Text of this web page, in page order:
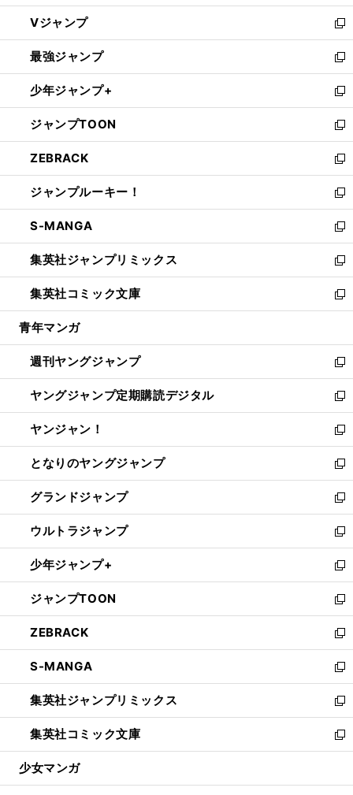
ウ
ィ
ン
ド
ウ
で
開
く
し
い
ウ
ィ
ン
ド
ウ
で
開
く
Vジャンプ
新
し
い
ウ
ィ
ン
ド
ウ
で
開
く
最強ジャンプ
新
し
い
ウ
ィ
ン
ド
ウ
で
開
く
少年ジャンプ+
新
し
い
ウ
ィ
ン
ド
ウ
で
開
く
ジャンプTOON
新
し
い
ウ
ィ
ン
ド
ウ
で
開
く
ZEBRACK
新
し
い
ウ
ィ
ン
ド
ウ
で
開
ジャンプルーキー！
新
し
い
ウ
ィ
ン
ド
ウ
開
く
S-MANGA
新
し
い
ウ
ィ
ン
ウ
で
開
く
集英社ジャンプリミックス
新
し
い
ウ
ン
ド
ウ
で
開
く
集英社コミック文庫
新
し
ウ
ィ
ン
ド
ウ
で
開
く
青年マンガ
週刊ヤングジャンプ
新
し
い
ウ
ィ
ン
ド
ウ
で
開
く
ヤングジャンプ定期購読デジタル
新
し
い
ウ
ィ
ン
ド
ウ
で
開
く
ヤンジャン！
新
し
い
ウ
ィ
ン
ド
ウ
で
開
く
となりのヤングジャンプ
新
し
い
ウ
ィ
ン
ド
ウ
で
開
く
グランドジャンプ
新
し
い
ウ
ィ
ン
ド
ウ
で
開
く
ウルトラジャンプ
新
し
い
ウ
ィ
ン
ド
ウ
で
開
く
少年ジャンプ+
新
し
い
ウ
ィ
ン
ド
ウ
で
開
く
ジャンプTOON
新
し
い
ウ
ィ
ン
ド
ウ
で
開
ZEBRACK
新
し
い
ウ
ィ
ン
ド
ウ
開
S-MANGA
新
し
い
ウ
ィ
ン
ウ
集英社ジャンプリミックス
新
し
い
ウ
ン
集英社コミック文庫
新
し
ウ
少女マンガ